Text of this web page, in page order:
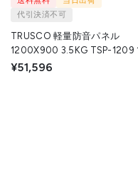
代引決済不可
TRUSCO 軽量防音パネル
1200X900 3.5KG TSP-1209 1枚
◇▼855-0572
¥51,596